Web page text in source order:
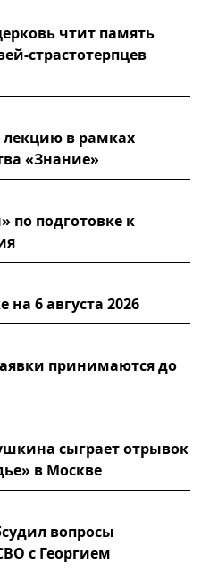
чтит память
страстотерпцев
лекцию в рамках
«Знание»
по подготовке к
на 6 августа 2026
принимаются до
сыграет отрывок
в Москве
вопросы
с Георгием